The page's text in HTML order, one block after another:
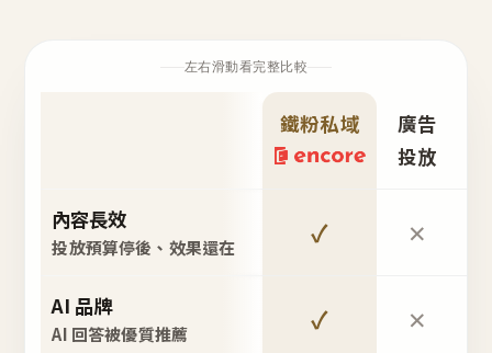
左右滑動看完整比較
鐵粉私域
廣告
投放
內容長效
投放預算停後、效果還在 ✓ ✕
AI 品牌
AI 回答被優質推薦 ✓ ✕